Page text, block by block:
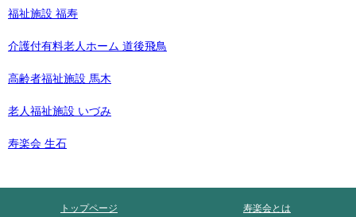
福祉施設 福寿
介護付有料老人ホーム 道後飛鳥
高齢者福祉施設 馬木
老人福祉施設 いづみ
寿楽会 生石
トップページ 寿楽会とは